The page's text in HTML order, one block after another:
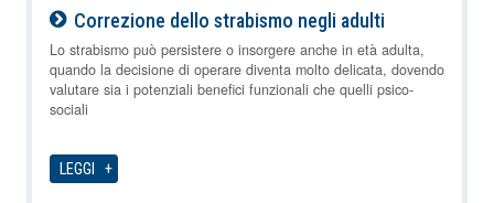
Correzione dello strabismo negli adulti
07-08-2026
Lo strabismo può persistere o insorgere anche in età adulta,
quando la decisione di operare diventa molto delicata, dovendo
valutare sia i potenziali benefici funzionali che quelli psico-
sociali
LEGGI